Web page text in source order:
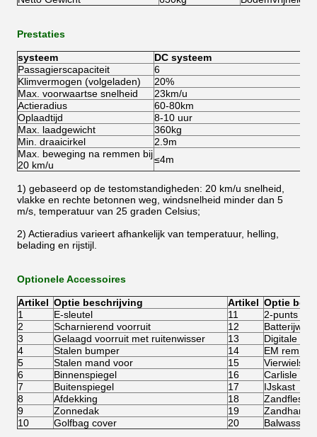
Prestaties
systeem
DC systeem
Passagierscapaciteit
6
Klimvermogen (volgeladen)
20%
Max. voorwaartse snelheid
23km/u
Actieradius
60-80km
Oplaadtijd
8-10 uur
Max. laadgewicht
360kg
Min. draaicirkel
2.9m
Max. beweging na remmen bij
20 km/u
≤4m
1) gebaseerd op de testomstandigheden: 20 km/u snelheid,
vlakke en rechte betonnen weg, windsnelheid minder dan 5
m/s, temperatuur van 25 graden Celsius;
2) Actieradius varieert afhankelijk van temperatuur, helling,
belading en rijstijl.
Optionele Accessoires
Artikel Optie beschrijving Artikel Optie
1
E-sleutel 11
2-punts
2
Scharnierend voorruit 12
3
Gelaagd voorruit met ruitenwisser 13
Digitale
4
Stalen bumper 14
EM rem
5
Stalen mand voor 15
6
Binnenspiegel 16
Carlisle
7
Buitenspiegel 17
IJskast
8
Afdekking 18
Zandfles
9
Zonnedak 19
Zandhark
10
Golfbag cover 20 Balwasser